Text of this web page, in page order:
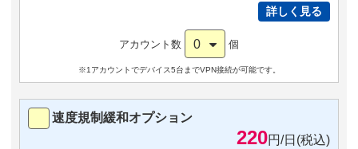
詳しく見る
アカウント数 0 個
※1アカウントでデバイス5台までVPN接続が可能です。
速度規制緩和オプション
220円/日(税込)